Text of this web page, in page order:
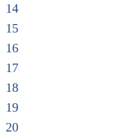
14
15
16
17
18
19
20